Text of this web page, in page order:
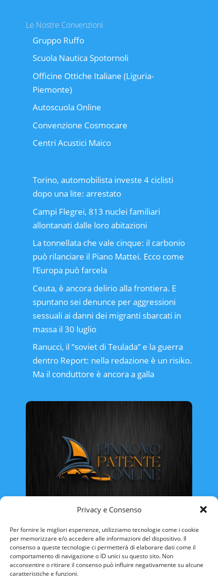
Privacy e Consenso
Per fornire le migliori esperienze, utilizziamo tecnologie come i cookie
per memorizzare e/o accedere alle informazioni del dispositivo. Il
consenso a queste tecnologie ci permetterà di elaborare dati come il
comportamento di navigazione o ID unici su questo sito. Non
acconsentire o ritirare il consenso può influire negativamente su alcune
caratteristiche e funzioni.
Le Nostre Convenzioni
Gruppo Ruffo
Scuola Nautica Spotornoli
Officine Ottiche Italiane (Liguria-
Piemonte)
Autoscuola Online
Convenzione Cosmocare
Centri Acustici Maico
Torino, automobilista investe 4 ciclisti
dopo una lite: arrestato
Campi Flegrei, 813 nuclei familiari
allontanati dalle loro abitazioni
La tonnellata che vale cinque: il carbonio
può rilanciare il Piano Mattei. Ecco come
l’Europa può farcela
Ceuta, è ancora delirio alla frontiera. E
spuntano sei denunce per aggressioni
sessuali ai danni dei migranti sbarcati in
massa il 30 luglio
Ranucci, il “soviet di Teulada” e la guerra
dentro Report: nella redazione è un risiko.
Ma il conduttore è ancora a galla